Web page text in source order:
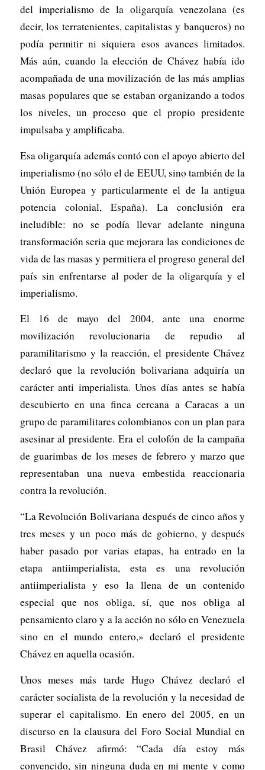
del imperialismo de la oligarquía venezolana (es
decir, los terratenientes, capitalistas y banqueros) no
podía permitir ni siquiera esos avances limitados.
Más aún, cuando la elección de Chávez había ido
acompañada de una movilización de las más amplias
masas populares que se estaban organizando a todos
los niveles, un proceso que el propio presidente
impulsaba y amplificaba.
Esa oligarquía además contó con el apoyo abierto del
imperialismo (no sólo el de EEUU, sino también de la
Unión Europea y particularmente el de la antigua
potencia colonial, España). La conclusión era
ineludible: no se podía llevar adelante ninguna
transformación seria que mejorara las condiciones de
vida de las masas y permitiera el progreso general del
país sin enfrentarse al poder de la oligarquía y el
imperialismo.
El 16 de mayo del 2004, ante una enorme
movilización revolucionaria de repudio al
paramilitarismo y la reacción, el presidente Chávez
declaró que la revolución bolivariana adquiría un
carácter anti imperialista. Unos días antes se había
descubierto en una finca cercana a Caracas a un
grupo de paramilitares colombianos con un plan para
asesinar al presidente. Era el colofón de la campaña
de guarimbas de los meses de febrero y marzo que
representaban una nueva embestida reaccionaria
contra la revolución.
“La Revolución Bolivariana después de cinco años y
tres meses y un poco más de gobierno, y después
haber pasado por varias etapas, ha entrado en la
etapa antiimperialista, esta es una revolución
antiimperialista y eso la llena de un contenido
especial que nos obliga, sí, que nos obliga al
pensamiento claro y a la acción no sólo en Venezuela
sino en el mundo entero,» declaró el presidente
Chávez en aquella ocasión.
Unos meses más tarde Hugo Chávez declaró el
carácter socialista de la revolución y la necesidad de
superar el capitalismo. En enero del 2005, en un
discurso en la clausura del Foro Social Mundial en
Brasil Chávez afirmó: “Cada día estoy más
convencido, sin ninguna duda en mi mente y como